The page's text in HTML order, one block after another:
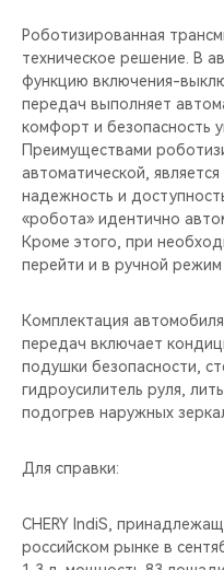
Роботизированная
техническое решение. В
функцию включения-
передач выполняет
комфорт и безопасность
Преимуществами
автоматической,
надежность и
«робота» идентично
Кроме этого, при
перейти и в ручной режим
Комплектация
передач включает
подушки безопасности,
гидроусилитель руля,
подогрев наружных
Для справки:
CHERY IndiS,
российском рынке в